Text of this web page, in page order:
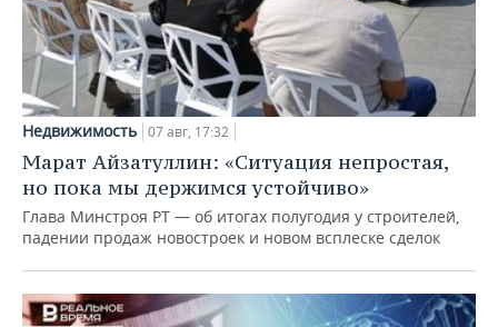
Недвижимость 07 авг, 17:32
Марат Айзатуллин: «Ситуация непростая,
но пока мы держимся устойчиво»
Глава Минстроя РТ — об итогах полугодия у строителей,
падении продаж новостроек и новом всплеске сделок